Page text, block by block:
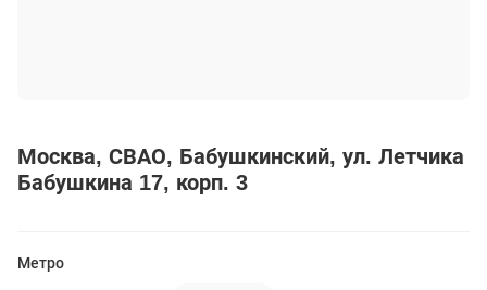
Москва СВАО Бабушкинский ул. Летчика
Бабушкина 17, корп. 3
Метро